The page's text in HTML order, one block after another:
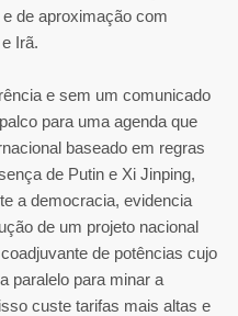
de aproximação com
Irã.
e sem um comunicado
para uma agenda que
baseado em regras
de Putin e Xi Jinping,
a democracia, evidencia
de um projeto nacional
de potências cujo
paralelo para minar a
custe tarifas mais altas e